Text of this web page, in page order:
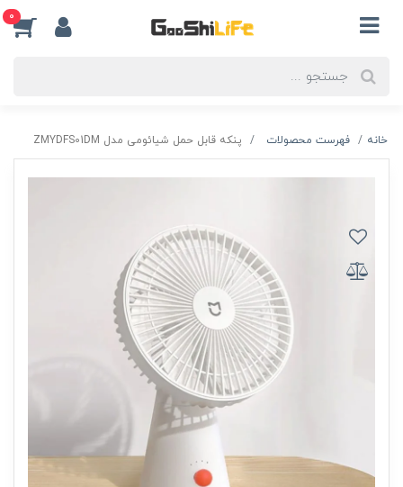
0
خانه فهرست محصولات پنکه قابل حمل شیائومی مدل ZMYDFS01DM